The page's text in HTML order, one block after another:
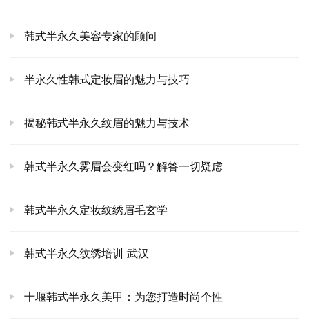
韩式半永久美容专家的顾问
半永久性韩式定妆眉的魅力与技巧
揭秘韩式半永久纹眉的魅力与技术
韩式半永久雾眉会变红吗？解答一切疑虑
韩式半永久定妆纹绣眉毛玄学
韩式半永久纹绣培训 武汉
十堰韩式半永久美甲：为您打造时尚个性